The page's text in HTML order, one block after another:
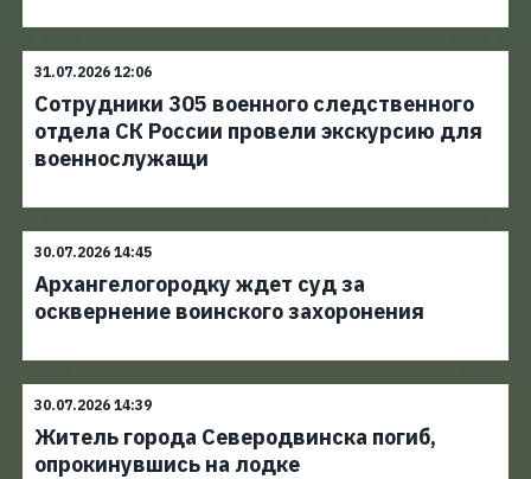
31.07.2026 12:06
Сотрудники 305 военного следственного
отдела СК России провели экскурсию для
военнослужащи
30.07.2026 14:45
Архангелогородку ждет суд за
осквернение воинского захоронения
30.07.2026 14:39
Житель города Северодвинска погиб,
опрокинувшись на лодке